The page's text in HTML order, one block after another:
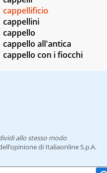
cappellificio
cappellini
cappello
cappello all'antica
cappello con i fiocchi
allo stesso modo
di Italiaonline S.p.A.